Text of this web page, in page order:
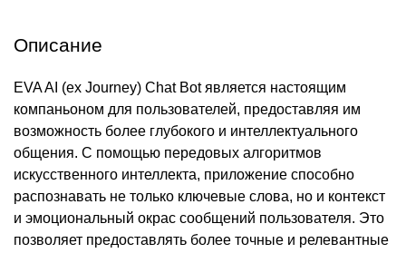
Описание
EVA AI (ex Journey) Chat Bot является настоящим
компаньоном для пользователей, предоставляя им
возможность более глубокого и интеллектуального
общения. С помощью передовых алгоритмов
искусственного интеллекта, приложение способно
распознавать не только ключевые слова, но и контекст
и эмоциональный окрас сообщений пользователя. Это
позволяет предоставлять более точные и релевантные